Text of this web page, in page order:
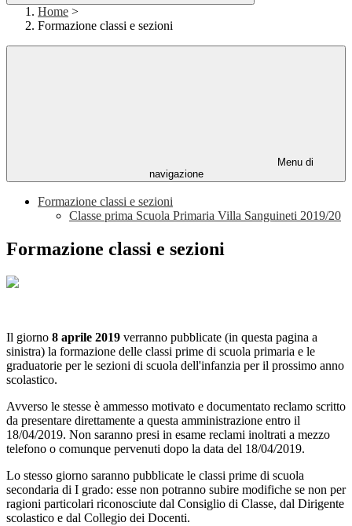
Home >
Formazione classi e sezioni
Menu di
navigazione
Formazione classi e sezioni
Classe prima Scuola Primaria Villa Sanguineti 2019/20
Formazione classi e sezioni
Il giorno 8 aprile 2019 verranno pubblicate (in questa pagina a
sinistra) la formazione delle classi prime di scuola primaria e le
graduatorie per le sezioni di scuola dell'infanzia per il prossimo anno
scolastico.
Avverso le stesse è ammesso motivato e documentato reclamo scritto
da presentare direttamente a questa amministrazione entro il
18/04/2019. Non saranno presi in esame reclami inoltrati a mezzo
telefono o comunque pervenuti dopo la data del 18/04/2019.
Lo stesso giorno saranno pubblicate le classi prime di scuola
secondaria di I grado: esse non potranno subire modifiche se non per
ragioni particolari riconosciute dal Consiglio di Classe, dal Dirigente
scolastico e dal Collegio dei Docenti.